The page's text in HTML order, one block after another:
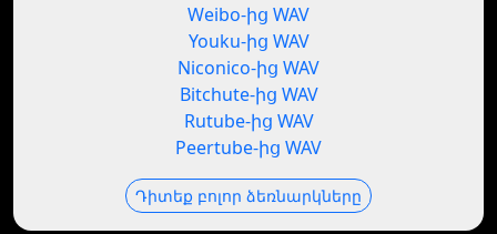
Weibo-ից WAV
Youku-ից WAV
Niconico-ից WAV
Bitchute-ից WAV
Rutube-ից WAV
Peertube-ից WAV
Դիտեք բոլոր ձեռնարկները